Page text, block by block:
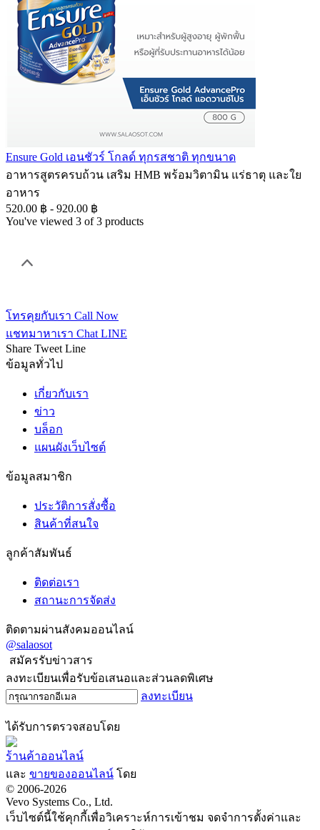
Ensure Gold เอนชัวร์ โกลด์ ทุกรสชาติ ทุกขนาด
อาหารสูตรครบถ้วน เสริม HMB พร้อมวิตามิน แร่ธาตุ และใย
อาหาร
520.00 ฿ - 920.00 ฿
You've viewed 3 of 3 products
โทรคุยกับเรา Call Now
แชทมาหาเรา Chat LINE
Share Tweet Line
ข้อมูลทั่วไป
เกี่ยวกับเรา
ข่าว
บล็อก
แผนผังเว็บไซต์
ข้อมูลสมาชิก
ประวัติการสั่งซื้อ
สินค้าที่สนใจ
ลูกค้าสัมพันธ์
ติดต่อเรา
สถานะการจัดส่ง
ติดตามผ่านสังคมออนไลน์
@salaosot
สมัครรับข่าวสาร
ลงทะเบียนเพื่อรับข้อเสนอและส่วนลดพิเศษ
ลงทะเบียน
ได้รับการตรวจสอบโดย
ร้านค้าออนไลน์
และ ขายของออนไลน์ โดย
© 2006-2026
Vevo Systems Co., Ltd.
เว็บไซต์นี้ใช้คุกกี้เพื่อวิเคราะห์การเข้าชม จดจำการตั้งค่าและ